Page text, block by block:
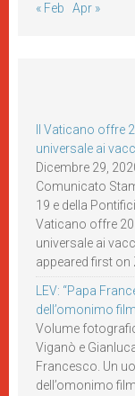
« Feb Apr »
Il Vaticano offre
universale ai
Dicembre 29,
Comunicato
19 e della
Vaticano offre
universale ai
appeared first on
LEV: “Papa
dell’omonimo
Volume
Viganò e
Francesco. Un
dell’omonimo